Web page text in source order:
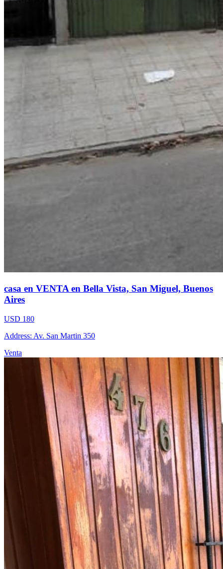
casa en VENTA en Bella Vista, San Miguel, Buenos
Aires
USD 180
Address: Av. San Martin 350
Venta